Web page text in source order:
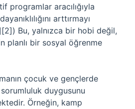
programlar aracılığıyla
arttırmayı
Bu, yalnızca bir hobi değil,
planlı bir sosyal öğrenme
çocuk ve gençlerde
duygusunu
Örneğin, kamp